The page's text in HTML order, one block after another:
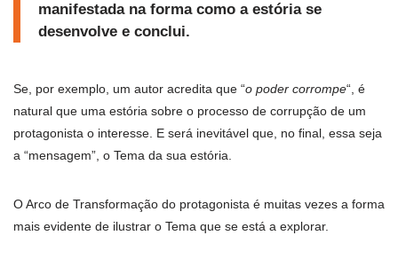
manifestada na forma como a estória se
desenvolve e conclui.
Se, por exemplo, um autor acredita que “o poder corrompe“, é
natural que uma estória sobre o processo de corrupção de um
protagonista o interesse. E será inevitável que, no final, essa seja
a “mensagem”, o Tema da sua estória.
O Arco de Transformação do protagonista é muitas vezes a forma
mais evidente de ilustrar o Tema que se está a explorar.